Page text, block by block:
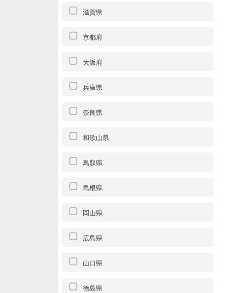
滋賀県
京都府
大阪府
兵庫県
奈良県
和歌山県
鳥取県
島根県
岡山県
広島県
山口県
徳島県